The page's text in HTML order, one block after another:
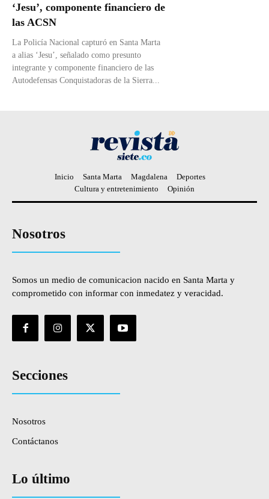
‘Jesu’, componente financiero de
las ACSN
La Policía Nacional capturó en Santa Marta
a alias ‘Jesu’, señalado como presunto
integrante y componente financiero de las
Autodefensas Conquistadoras de la Sierra...
Inicio Santa Marta Magdalena
Deportes
Cultura y entretenimiento
Opinión
Nosotros
Somos un medio de comunicacion nacido en Santa Marta y
comprometido con informar con inmedatez y veracidad.
Secciones
Nosotros
Contáctanos
Lo último